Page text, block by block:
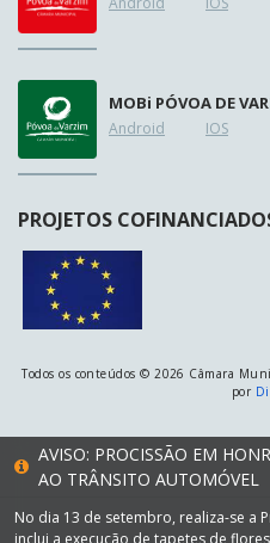
MOBi PÓVOA DE
Android IOS
PROJETOS
Todos os conteúdos © 2026 Câmara
por
AVISO: PROCISSÃO EM
AO TRÂNSITO AUTOMÓVEL
No dia 13 de setembro, realiza-se a
inclui a execução de tapetes de